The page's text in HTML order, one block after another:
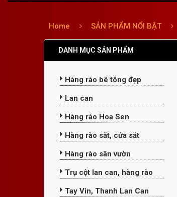
Home SẢN PHẨM NỔI BẬT
DANH MỤC SẢN PHẨM
Hàng rào bê tông đẹp
Lan can
Hàng rào Hoa Sen
Hàng rào sắt, cửa sắt
Hàng rào sân vườn
Trụ cột lan can, hàng rào
Tay Vin, Thanh Lan Can